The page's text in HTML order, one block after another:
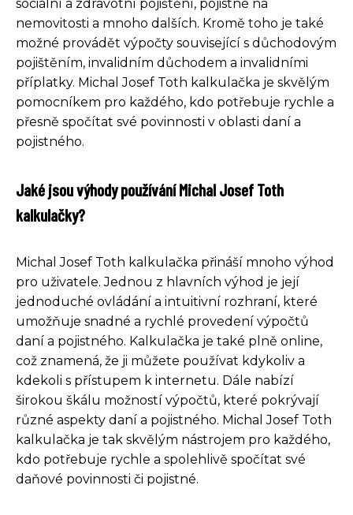
sociální a zdravotní pojištění, pojistné na
nemovitosti a mnoho dalších. Kromě toho je také
možné provádět výpočty související s důchodovým
pojištěním, invalidním důchodem a invalidními
příplatky. Michal Josef Toth kalkulačka je skvělým
pomocníkem pro každého, kdo potřebuje rychle a
přesně spočítat své povinnosti v oblasti daní a
pojistného.
Jaké jsou výhody používání Michal Josef Toth
kalkulačky?
Michal Josef Toth kalkulačka přináší mnoho výhod
pro uživatele. Jednou z hlavních výhod je její
jednoduché ovládání a intuitivní rozhraní, které
umožňuje snadné a rychlé provedení výpočtů
daní a pojistného. Kalkulačka je také plně online,
což znamená, že ji můžete používat kdykoliv a
kdekoli s přístupem k internetu. Dále nabízí
širokou škálu možností výpočtů, které pokrývají
různé aspekty daní a pojistného. Michal Josef Toth
kalkulačka je tak skvělým nástrojem pro každého,
kdo potřebuje rychle a spolehlivě spočítat své
daňové povinnosti či pojistné.